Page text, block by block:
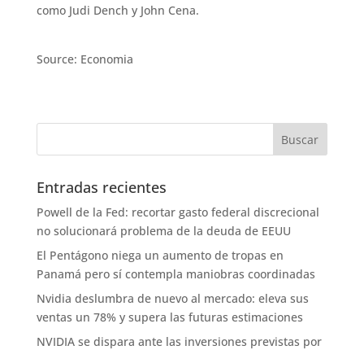
como Judi Dench y John Cena.
Source: Economia
Entradas recientes
Powell de la Fed: recortar gasto federal discrecional
no solucionará problema de la deuda de EEUU
El Pentágono niega un aumento de tropas en
Panamá pero sí contempla maniobras coordinadas
Nvidia deslumbra de nuevo al mercado: eleva sus
ventas un 78% y supera las futuras estimaciones
NVIDIA se dispara ante las inversiones previstas por